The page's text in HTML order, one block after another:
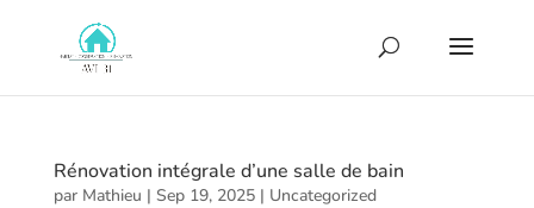
Rénovation intégrale d’une salle de bain
par Mathieu | Sep 19, 2025| Uncategorized